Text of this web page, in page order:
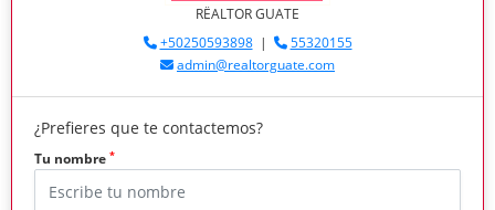
RËALTOR GUATE
+50250593898|
55320155
admin@realtorguate.com
¿Prefieres que te contactemos?
Tu nombre *